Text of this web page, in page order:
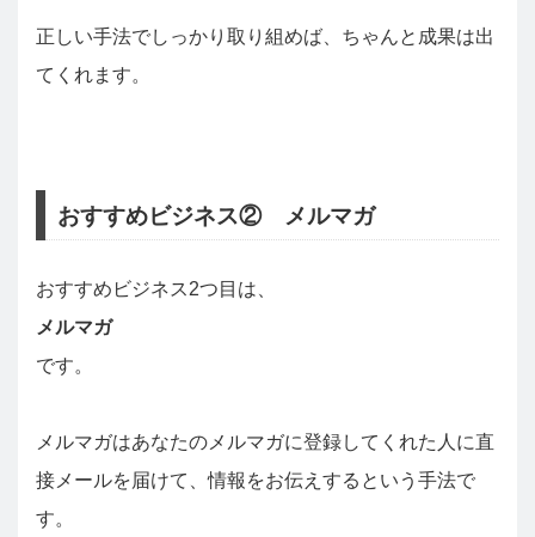
正しい手法でしっかり取り組めば、ちゃんと成果は出
てくれます。
おすすめビジネス② メルマガ
おすすめビジネス2つ目は、
メルマガ
です。
メルマガはあなたのメルマガに登録してくれた人に直
接メールを届けて、情報をお伝えするという手法で
す。